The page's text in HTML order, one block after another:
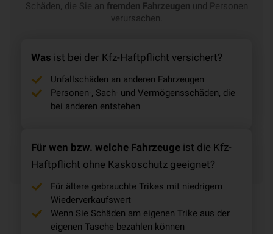
Schäden, die Sie an fremden Fahrzeugen und Personen
verursachen.
Was ist bei der Kfz-Haftpflicht versichert?
Unfallschäden an anderen Fahrzeugen
Personen-, Sach- und Vermögensschäden, die
bei anderen entstehen
Für wen bzw. welche Fahrzeugeist die Kfz-
Haftpflicht ohne Kaskoschutzgeeignet?
Für ältere gebrauchte Trikes mit niedrigem
Wiederverkaufswert
Wenn Sie Schäden am eigenen Trike aus der
eigenen Tasche bezahlen können